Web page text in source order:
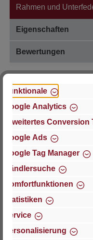
Rahmen und
Eigenschaften
Bewertungen
Hersteller
Für Fragen zu
technische
Thomas GmbH +
"Lattoflex"
D-27432
Telefon: (04761) 979-0
Funktionale
Google Analytics
Erweitertes Conversion
Google Ads
Google Tag Manager
Händlersuche
Komfortfunktionen
Statistiken
Service
Personalisierung